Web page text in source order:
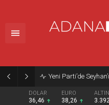
Yeni Parti’de
DOLAR
36,46
EURO
38,26
ALTIN